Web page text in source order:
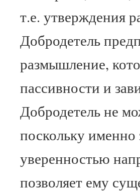
т.е. утверждения
Добродетель
размышление,
пассивности и
Добродетель не
поскольку именно
уверенностью
позволяет ему